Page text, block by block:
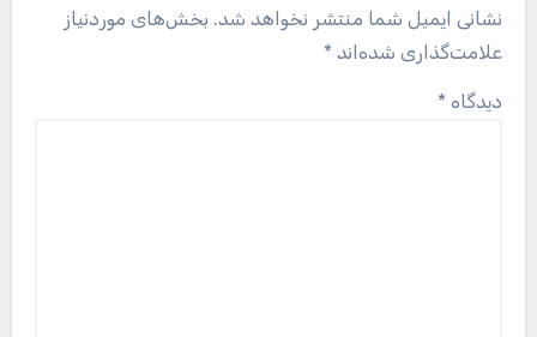
نشانی ایمیل شما منتشر نخواهد شد. بخش‌های موردنیاز
علامت‌گذاری شده‌اند *
دیدگاه *